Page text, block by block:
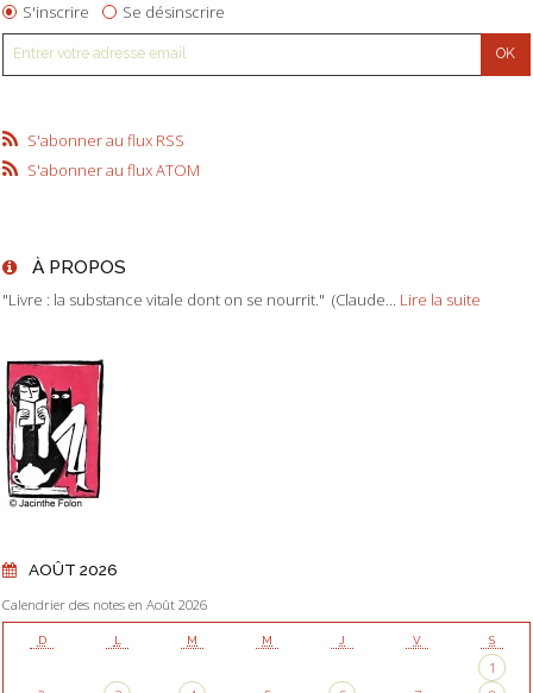
S'inscrire Se désinscrire
S'abonner au flux RSS
S'abonner au flux ATOM
À PROPOS
"Livre : la substance vitale dont on se nourrit." (Claude... Lire la suite
AOÛT 2026
Calendrier des notes en Août 2026
D L M M J V S
1